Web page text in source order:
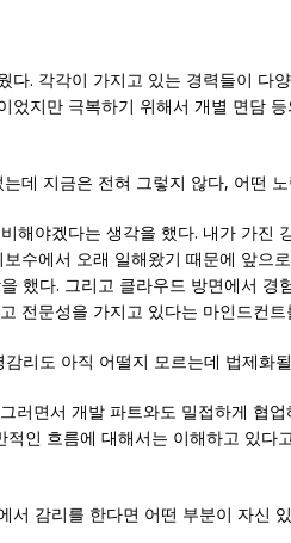
다. 각각이 가지고 있는 경력들이 다
었지만 극복하기 위해서 개별 면담
데 지금은 전혀 그렇지 않다, 어떤
해야겠다는 생각을 했다. 내가 가진
수에서 오래 일해왔기 때문에 앞으
했다. 그리고 클라우드 방면에서 경
전문성을 가지고 있다는 마인드컨트
리도 아직 어떨지 모르는데 법제화
러면서 개발 파트와도 밀접하게 협
인 흐름에 대해서는 이해하고 있다
서 감리를 한다면 어떤 부분이 자신